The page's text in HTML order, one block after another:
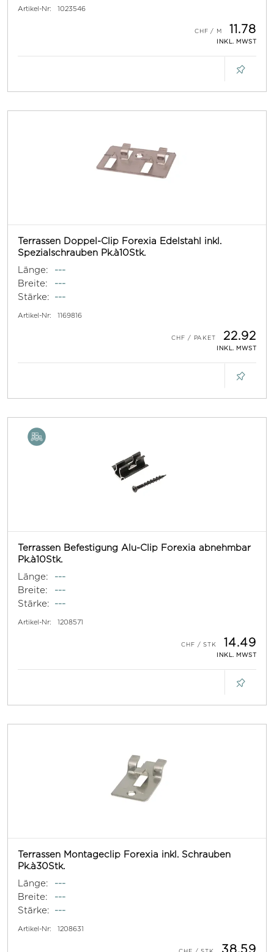
Artikel-Nr: 1023546
11.78
INKL. MWST
Terrassen Doppel-Clip Forexia Edelstahl inkl.
Spezialschrauben Pk.à10Stk.
Länge:
---
Breite:
---
Stärke:
---
Artikel-Nr: 1169816
22.92
INKL. MWST
Terrassen Befestigung Alu-Clip Forexia abnehmbar
Pk.à10Stk.
Länge:
---
Breite:
---
Stärke:
---
Artikel-Nr: 1208571
14.49
INKL. MWST
Terrassen Montageclip Forexia inkl. Schrauben
Pk.à30Stk.
Länge:
---
Breite:
---
Stärke:
---
Artikel-Nr: 1208631
38.59